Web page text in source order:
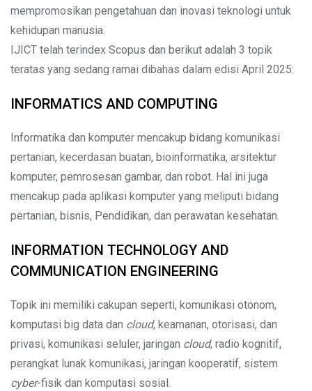
mempromosikan pengetahuan dan inovasi teknologi untuk
kehidupan manusia.
IJICT telah terindex Scopus dan berikut adalah 3 topik
teratas yang sedang ramai dibahas dalam edisi April 2025:
INFORMATICS AND COMPUTING
Informatika dan komputer mencakup bidang komunikasi
pertanian, kecerdasan buatan, bioinformatika, arsitektur
komputer, pemrosesan gambar, dan robot. Hal ini juga
mencakup pada aplikasi komputer yang meliputi bidang
pertanian, bisnis, Pendidikan, dan perawatan kesehatan.
INFORMATION TECHNOLOGY AND
COMMUNICATION ENGINEERING
Topik ini memiliki cakupan seperti, komunikasi otonom,
komputasi big data dan cloud, keamanan, otorisasi, dan
privasi, komunikasi seluler, jaringan cloud, radio kognitif,
perangkat lunak komunikasi, jaringan kooperatif, sistem
cyber-fisik dan komputasi sosial.